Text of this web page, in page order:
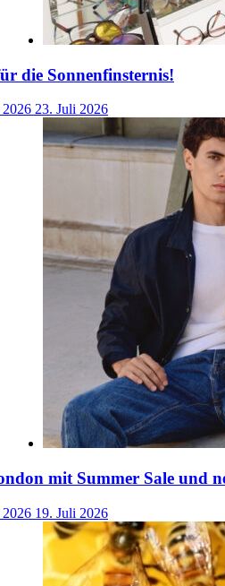
die Sonnenfinsternis!
23. Juli 2026
mit Summer Sale und
19. Juli 2026